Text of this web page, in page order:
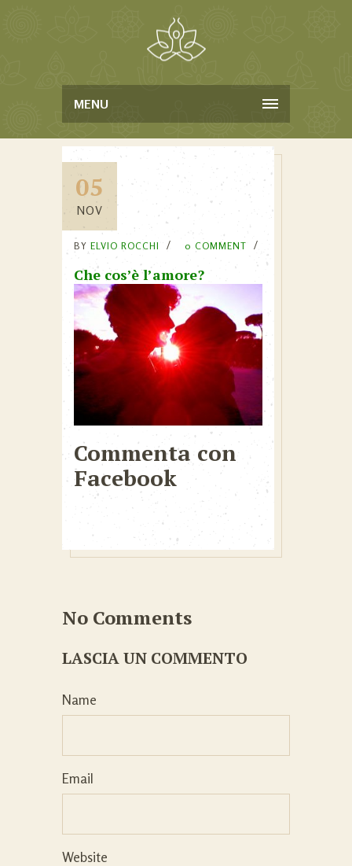
MENU
05
NOV
BY ELVIO ROCCHI 0 COMMENT
Che cos’è l’amore?
Commenta con
Facebook
No Comments
LASCIA UN COMMENTO
Name
Email
Website